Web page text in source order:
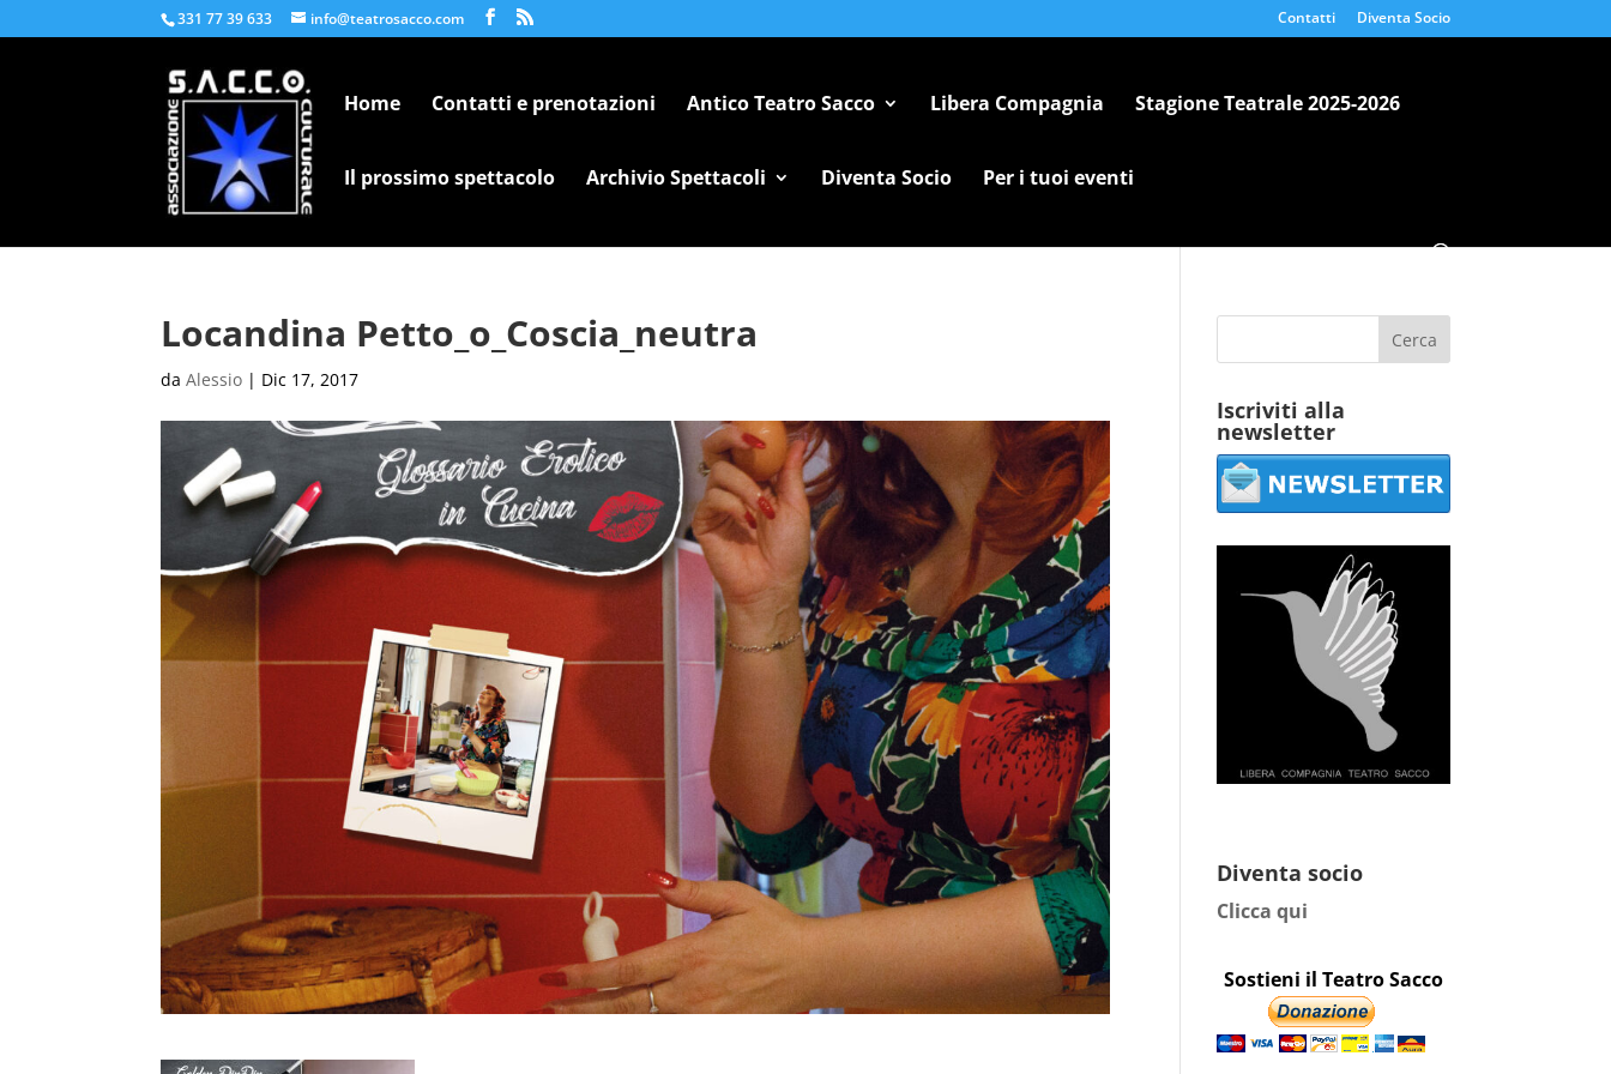
331 77 39 633 info@teatrosacco.com Contatti Diventa Socio
Home Contatti e prenotazioni Antico Teatro Sacco Libera Compagnia Stagione Teatrale 2025-2026
Il prossimo spettacolo Archivio Spettacoli Diventa Socio Per i tuoi eventi
Locandina Petto_o_Coscia_neutra
daAlessio | Dic 17, 2017
Iscriviti alla
newsletter
Diventa socio
Clicca qui
Sostieni il Teatro Sacco